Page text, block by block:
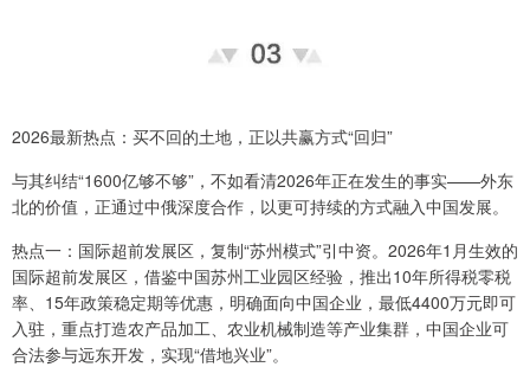
2026最新热点：买不回的土地，正以共赢方式“回归”
与其纠结“1600亿够不够”，不如看清2026年正在发生的事实——外东
北的价值，正通过中俄深度合作，以更可持续的方式融入中国发展。
热点一：国际超前发展区，复制“苏州模式”引中资。2026年1月生效的
国际超前发展区，借鉴中国苏州工业园区经验，推出10年所得税零税
率、15年政策稳定期等优惠，明确面向中国企业，最低4400万元即可
入驻，重点打造农产品加工、农业机械制造等产业集群，中国企业可
合法参与远东开发，实现“借地兴业”。